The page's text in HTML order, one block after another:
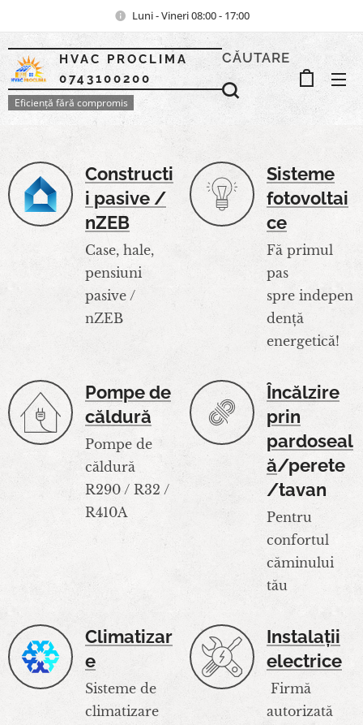
Luni - Vineri 08:00 - 17:00
HVAC PROCLIMA
0743100200
Eficiență fără compromis
CĂUTARE
Constructi
i pasive /
nZEB
Case, hale,
pensiuni
pasive /
nZEB
Sisteme
fotovoltai
ce
Fă primul
pas
spre indepen
dență
energetică!
Pompe de
căldură
Pompe de
căldură
R290 / R32 /
R410A
Încălzire
prin
pardoseal
ă/perete
/tavan
Pentru
confortul
căminului
tău
Climatizar
e
Sisteme de
climatizare
Instalații
electrice
Firmă
autorizată